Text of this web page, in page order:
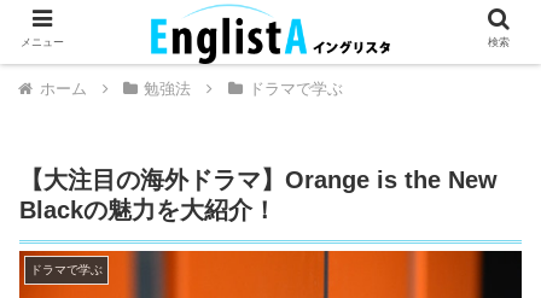
英語が話せるとちょっとハッピー。
ホーム 勉強法 ドラマで学ぶ
【大注目の海外ドラマ】Orange is the New
Blackの魅力を大紹介！
ドラマで学ぶ
メニュー 検索